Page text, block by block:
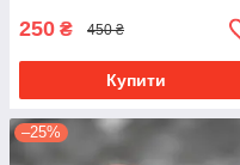
250 ₴ 450 ₴
Купити
–25%